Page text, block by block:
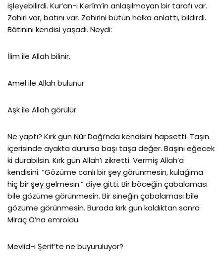
işleyebilirdi. Kur’an-ı Kerîm’in anlaşılmayan bir tarafı var.
Zahiri var, batını var. Zahirini bütün halka anlattı, bildirdi.
Bâtınını kendisi yaşadı. Neydi:
İlim ile Allah bilinir.
Amel ile Allah bulunur
Aşk ile Allah görülür.
Ne yaptı? Kırk gün Nûr Dağı’nda kendisini hapsetti. Taşın
içerisinde ayakta durursa başı taşa değer. Başını eğecek
ki durabilsin. Kırk gün Allah’ı zikretti. Vermiş Allah’a
kendisini. “Gözüme canlı bir şey görünmesin, kulağıma
hiç bir şey gelmesin.” diye gitti. Bir böceğin çabalaması
bile gözüme görünmesin. Bir sineğin çabalaması bile
gözüme görünmesin. Burada kırk gün kaldıktan sonra
Miraç O’na emroldu.
Mevlid-i Şerif’te ne buyuruluyor?